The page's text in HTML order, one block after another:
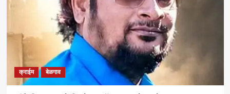
मेळावा
सुजातभाई
आंबेडकर
प्रमुख
उपस्थिती
क्राईम बेळगाव